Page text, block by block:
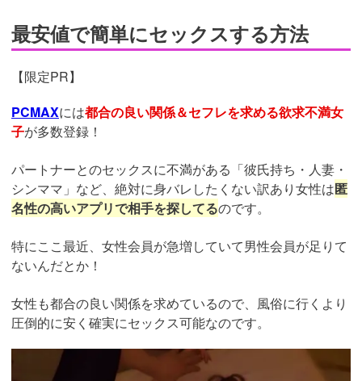
最安値で簡単にセックスする方法
【限定PR】
PCMAXには都合の良い関係＆セフレを求める欲求不満女
子が多数登録！
パートナーとのセックスに不満がある「彼氏持ち・人妻・
シンママ」など、絶対に身バレしたくない訳あり女性は匿
名性の高いアプリで相手を探してるのです。
特にここ最近、女性会員が急増していて男性会員が足りて
ないんだとか！
女性も都合の良い関係を求めているので、風俗に行くより
圧倒的に安く確実にセックス可能なのです。
https://pcmax.jp/lp/?
ad_id=rm327007